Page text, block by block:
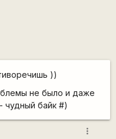
))
не было и даже
чудный байк #)
more_vert